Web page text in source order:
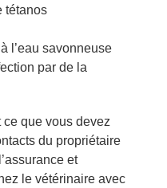
tétanos
l’eau savonneuse
par de la
ce que vous devez
du propriétaire
et
le vétérinaire avec